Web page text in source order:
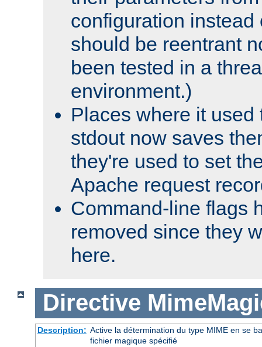
configuration instead
should be reentrant
been tested in a
environment.)
Places where it used
stdout now saves
they're used to set
Apache request
Command-line flags
removed since they
here.
Directive
Description: Active la détermination du type MIME en se
fichier magique spécifié